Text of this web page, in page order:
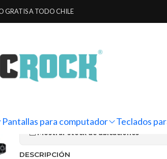
Pantallas para computador Teclados
GRATIS A TODO CHILE
Original Notebook Dell Latitude 14 5410
Batería Original
Latitude 14 5410
Mostrar stock de ubicaciones
DESCRIPCIÓN